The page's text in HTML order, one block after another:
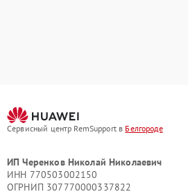
Сервисный центр RemSupport в Белгороде
ИП Черенков Николай Николаевич
ИНН 770503002150
ОГРНИП 307770000337822